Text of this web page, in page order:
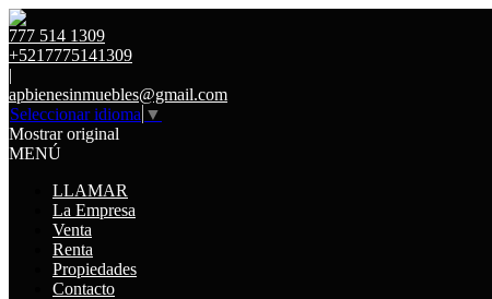
777 514 1309
+5217775141309
|
apbienesinmuebles@gmail.com
Seleccionar idioma ▼
Mostrar original
MENÚ
LLAMAR
La Empresa
Venta
Renta
Propiedades
Contacto